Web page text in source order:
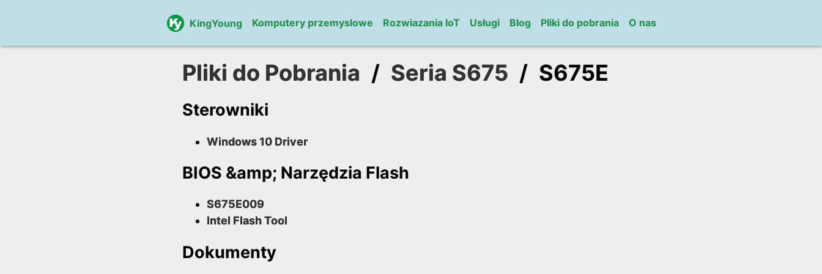
KingYoung Komputery przemyslowe Rozwiazania IoT Usługi Blog Pliki do pobrania O nas
Pliki do Pobrania / Seria S675 / S675E
Sterowniki
Windows 10 Driver
BIOS &amp; Narzędzia Flash
S675E009
Intel Flash Tool
Dokumenty